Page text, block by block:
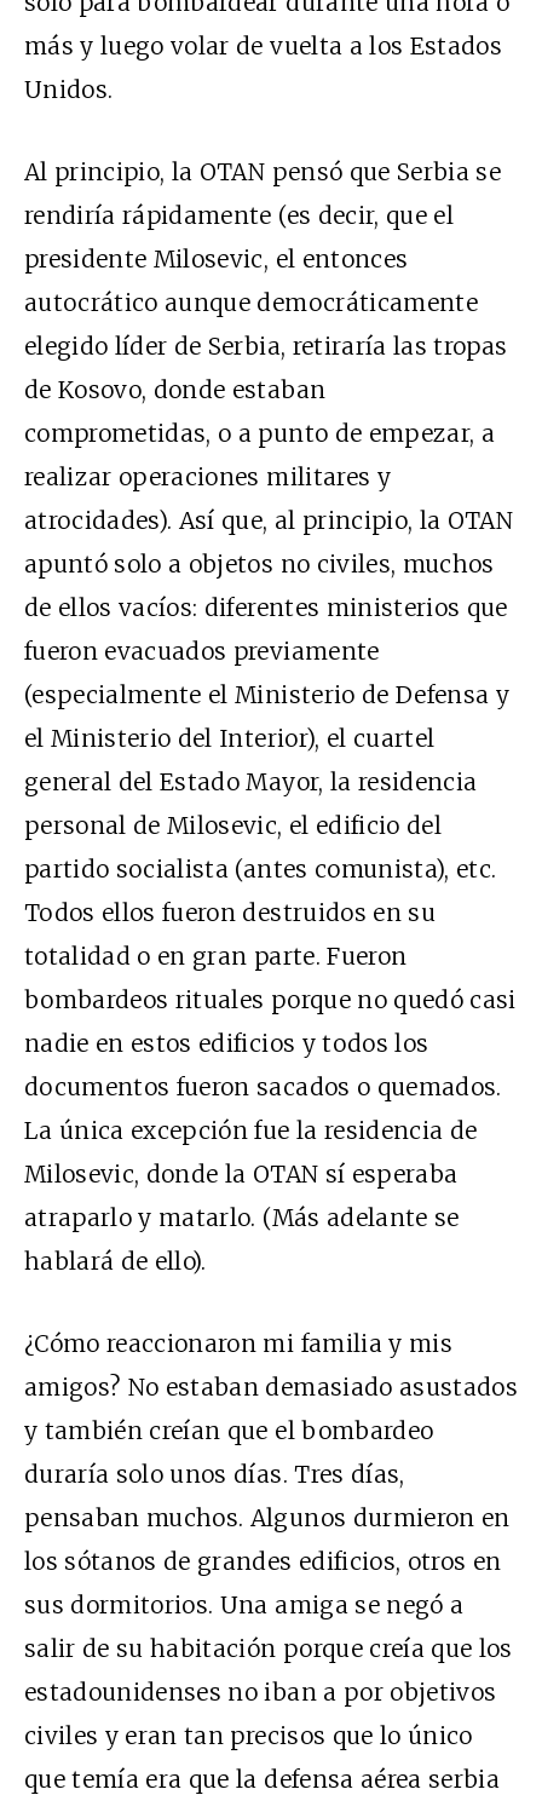
más y luego volar de vuelta a los Estados
Unidos.
Al principio, la OTAN pensó que Serbia se
rendiría rápidamente (es decir, que el
presidente Milosevic, el entonces
autocrático aunque democráticamente
elegido líder de Serbia, retiraría las tropas
de Kosovo, donde estaban
comprometidas, o a punto de empezar, a
realizar operaciones militares y
atrocidades). Así que, al principio, la OTAN
apuntó solo a objetos no civiles, muchos
de ellos vacíos: diferentes ministerios que
fueron evacuados previamente
(especialmente el Ministerio de Defensa y
el Ministerio del Interior), el cuartel
general del Estado Mayor, la residencia
personal de Milosevic, el edificio del
partido socialista (antes comunista), etc.
Todos ellos fueron destruidos en su
totalidad o en gran parte. Fueron
bombardeos rituales porque no quedó casi
nadie en estos edificios y todos los
documentos fueron sacados o quemados.
La única excepción fue la residencia de
Milosevic, donde la OTAN sí esperaba
atraparlo y matarlo. (Más adelante se
hablará de ello).
¿Cómo reaccionaron mi familia y mis
amigos? No estaban demasiado asustados
y también creían que el bombardeo
duraría solo unos días. Tres días,
pensaban muchos. Algunos durmieron en
los sótanos de grandes edificios, otros en
sus dormitorios. Una amiga se negó a
salir de su habitación porque creía que los
estadounidenses no iban a por objetivos
civiles y eran tan precisos que lo único
que temía era que la defensa aérea serbia